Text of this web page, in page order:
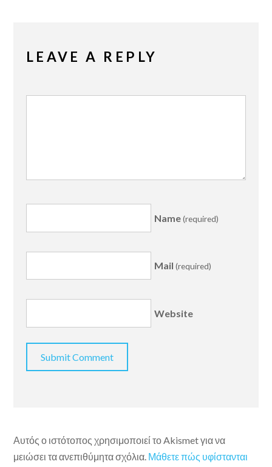
LEAVE A REPLY
Name(required)
Mail (required)
Website
Αυτός ο ιστότοπος χρησιμοποιεί το Akismet για να
μειώσει τα ανεπιθύμητα σχόλια. Μάθετε πώς υφίστανται